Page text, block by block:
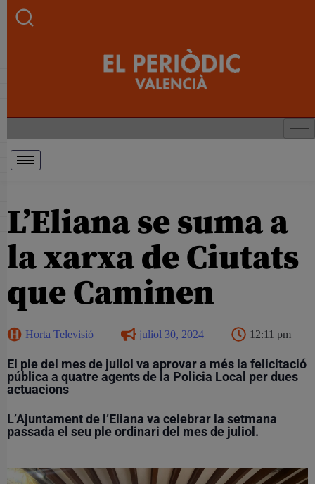
L’Eliana se suma a
la xarxa de Ciutats
que Caminen
Horta Televisió juliol 30, 2024 12:11 pm
El ple del mes de juliol va aprovar a més la felicitació
pública a quatre agents de la Policia Local per dues
actuacions
L’Ajuntament de l’Eliana va celebrar la setmana
passada el seu ple ordinari del mes de juliol.